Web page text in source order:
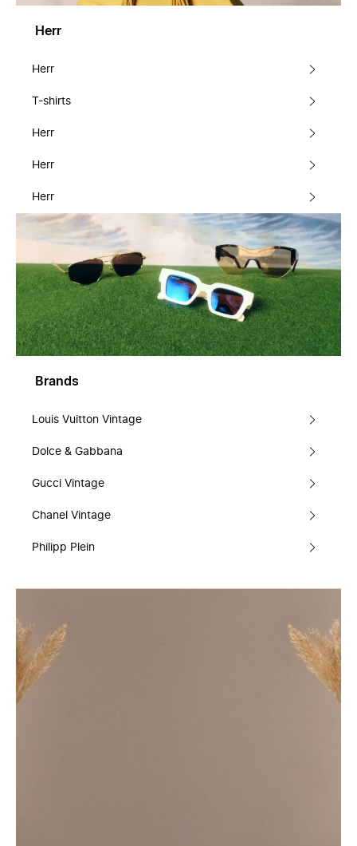
Herr
Herr
T-shirts
Herr
Herr
Herr
Brands
Louis Vuitton Vintage
Dolce & Gabbana
Gucci Vintage
Chanel Vintage
Philipp Plein